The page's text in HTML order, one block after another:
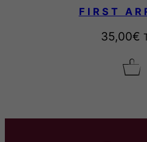
FIRST
35,00€